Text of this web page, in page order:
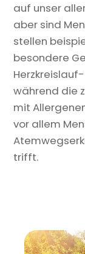
auf unser
aber sind
stellen
besondere
während die
mit
vor allem
trifft.